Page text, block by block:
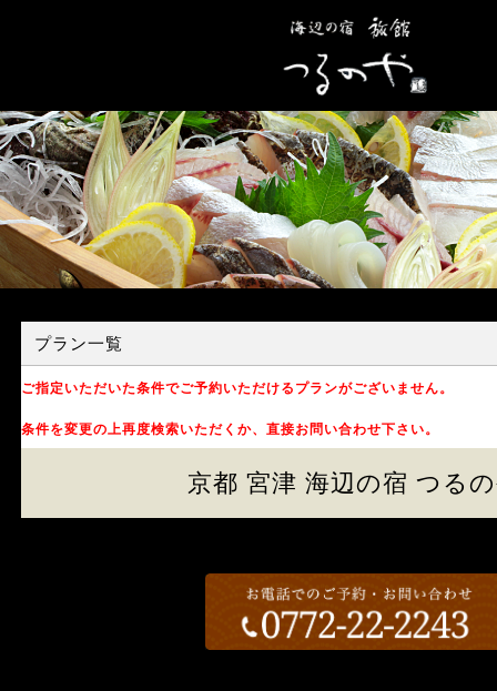
プラン一覧
ご指定いただいた条件でご予約いただけるプランがございません。
条件を変更の上再度検索いただくか、直接お問い合わせ下さい。
京都 宮津 海辺の宿 つる